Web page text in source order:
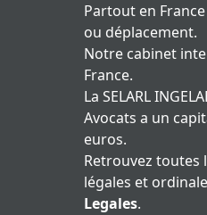
Partout en
ou déplacement.
Notre cabinet
France.
La SELARL
Avocats a un
euros.
Retrouvez toutes
légales et
Legales.